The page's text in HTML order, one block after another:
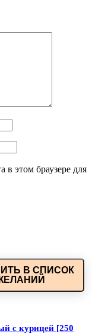
в этом браузере для
В СПИСОК
с курицей [250